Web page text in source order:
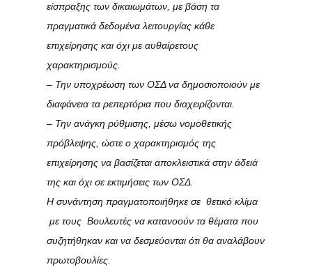
είσπραξης των δικαιωμάτων, με βάση τα
πραγματικά δεδομένα λειτουργίας κάθε
επιχείρησης και όχι με αυθαίρετους
χαρακτηρισμούς.
– Την υποχρέωση των ΟΣΔ να δημοσιοποιούν με
διαφάνεια τα ρεπερτόρια που διαχειρίζονται.
– Την ανάγκη ρύθμισης, μέσω νομοθετικής
πρόβλεψης, ώστε ο χαρακτηρισμός της
επιχείρησης να βασίζεται αποκλειστικά στην άδειά
της και όχι σε εκτιμήσεις των ΟΣΔ.
Η συνάντηση πραγματοποιήθηκε σε θετικό κλίμα
με τους Βουλευτές να κατανοούν τα θέματα που
συζητήθηκαν και να δεσμεύονται ότι θα αναλάβουν
πρωτοβουλίες.